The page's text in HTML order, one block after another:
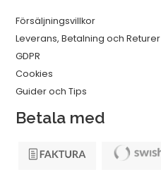
Försäljningsvillkor
Leverans, Betalning och Returer
GDPR
Cookies
Guider och Tips
Betala med